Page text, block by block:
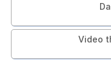
Video